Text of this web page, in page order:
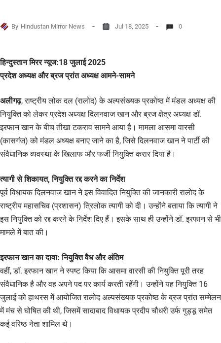
By Hindustan Mirror News Jul 18, 2025 0
हिन्दुस्तान मिरर न्यूज:18 जुलाई 2025
प्रदेश अध्यक्ष और ब्रज प्रांत अध्यक्ष आमने-सामने
अलीगढ़, राष्ट्रीय लोक दल (रालोद) के अल्पसंख्यक प्रकोष्ठ में मंडल अध्यक्ष की
नियुक्ति को लेकर प्रदेश अध्यक्ष दिलनवाज खान और ब्रज क्षेत्र अध्यक्ष डॉ.
इरफान खान के बीच तीखा टकराव सामने आया है। मामला आसमा वारसी
(कासगंज) को मंडल अध्यक्ष बनाए जाने का है, जिसे दिलनवाज खान ने पार्टी की
संवैधानिक व्यवस्था के खिलाफ और फर्जी नियुक्ति करार दिया है।
त्यागी से शिकायत, नियुक्ति रद्द करने का निर्देश
पूर्व विधायक दिलनवाज खान ने इस विवादित नियुक्ति की जानकारी रालोद के
राष्ट्रीय महासचिव (प्रशासन) त्रिलोक त्यागी को दी। उन्होंने बताया कि त्यागी ने
इस नियुक्ति को रद्द करने के निर्देश दिए हैं। इसके साथ ही उन्होंने डॉ. इरफान से भी
मामले में बात की।
इरफान खान का दावा: नियुक्ति वैध और अंतिम
वहीं, डॉ. इरफान खान ने स्पष्ट किया कि आसमा वारसी की नियुक्ति पूरी तरह
संवैधानिक है और वह अपने पद पर कार्य करती रहेंगी। उन्होंने यह नियुक्ति 16
जुलाई को हाथरस में आयोजित रालोद अल्पसंख्यक प्रकोष्ठ के ब्रज प्रांत सम्मेलन
में मंच से घोषित की थी, जिसमें सादाबाद विधायक प्रदीप चौधरी उर्फ गुड्डू समेत
कई वरिष्ठ नेता शामिल थे।